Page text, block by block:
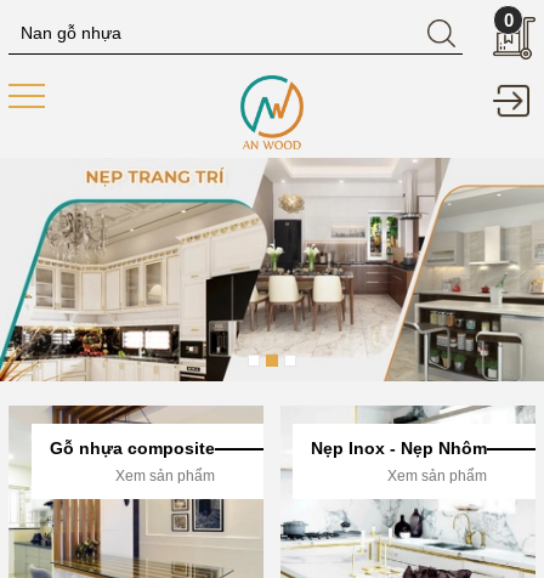
0
Gỗ nhựa composite
Xem sản phẩm
Nẹp Inox - Nẹp Nhôm
Xem sản phẩm